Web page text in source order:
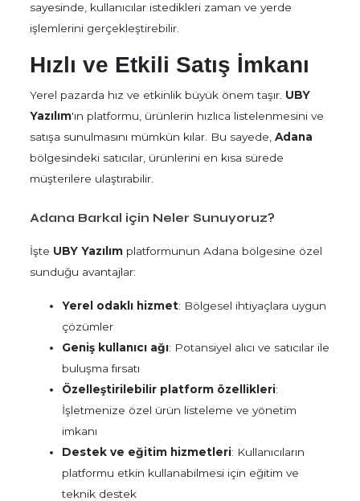
sayesinde, kullanıcılar istedikleri zaman ve yerde
işlemlerini gerçekleştirebilir.
Hızlı ve Etkili Satış İmkanı
Yerel pazarda hız ve etkinlik büyük önem taşır. UBY
Yazılım'ın platformu, ürünlerin hızlıca listelenmesini ve
satışa sunulmasını mümkün kılar. Bu sayede,Adana
bölgesindeki satıcılar, ürünlerini en kısa sürede
müşterilere ulaştırabilir.
Adana Barkal için Neler Sunuyoruz?
İşte UBY Yazılım platformunun Adana bölgesine özel
sunduğu avantajlar:
Yerel odaklı hizmet: Bölgesel ihtiyaçlara uygun
çözümler
Geniş kullanıcı ağı: Potansiyel alıcı ve satıcılar ile
buluşma fırsatı
Özelleştirilebilir platform özellikleri:
İşletmenize özel ürün listeleme ve yönetim
imkanı
Destek ve eğitim hizmetleri: Kullanıcıların
platformu etkin kullanabilmesi için eğitim ve
teknik destek